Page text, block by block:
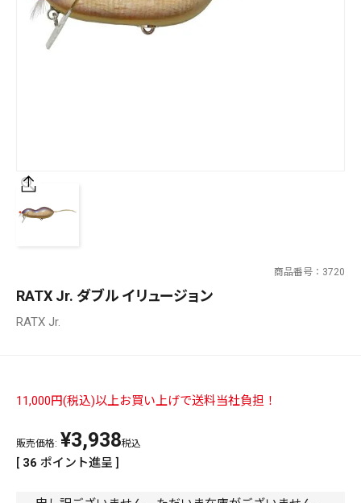
FRESH WATER
価格
PREMIUM ［ オンライン限定 ］
商品番号 3720
RATX Jr. ダブル イリュージョン
RATX Jr.
11,000円(税込)以上お買い上げで送料当社負担！
販売価格: ¥3,938税込
[ 36 ポイント進呈 ]